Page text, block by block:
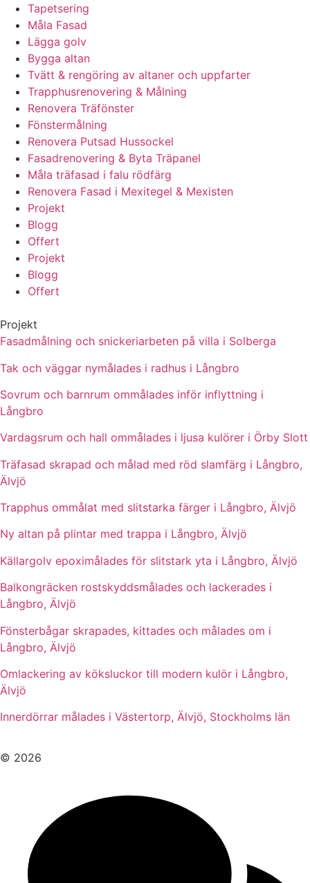
Tapetsering
Måla Fasad
Lägga golv
Bygga altan
Tvätt & rengöring av altaner och uppfarter
Trapphusrenovering & Målning
Renovera Träfönster
Fönstermålning
Renovera Putsad Hussockel
Fasadrenovering & Byta Träpanel
Måla träfasad i falu rödfärg
Renovera Fasad i Mexitegel & Mexisten
Projekt
Blogg
Offert
Projekt
Blogg
Offert
Projekt
Fasadmålning och snickeriarbeten på villa i Solberga
Tak och väggar nymålades i radhus i Långbro
Sovrum och barnrum ommålades inför inflyttning i
Långbro
Vardagsrum och hall ommålades i ljusa kulörer i Örby Slott
Träfasad skrapad och målad med röd slamfärg i Långbro,
Älvjö
Trapphus ommålat med slitstarka färger i Långbro, Älvjö
Ny altan på plintar med trappa i Långbro, Älvjö
Källargolv epoximålades för slitstark yta i Långbro, Älvjö
Balkongräcken rostskyddsmålades och lackerades i
Långbro, Älvjö
Fönsterbågar skrapades, kittades och målades om i
Långbro, Älvjö
Omlackering av köksluckor till modern kulör i Långbro,
Älvjö
Innerdörrar målades i Västertorp, Älvjö, Stockholms län
© 2026